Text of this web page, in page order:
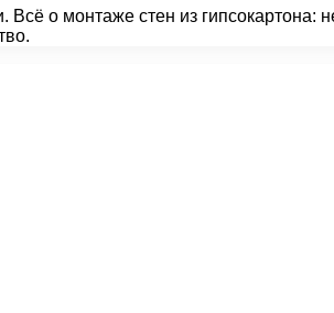
Всё о монтаже стен из гипсокартона: